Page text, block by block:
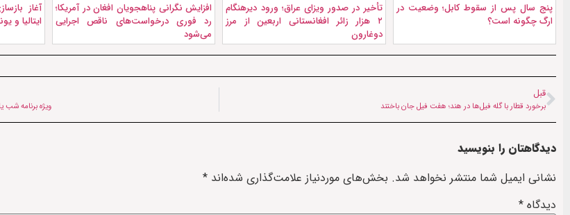
پنج سال پس از سقوط کابل؛ وضعیت در
ارگ چگونه است؟
تأخیر در صدور ویزای عراق؛ ورود دیرهنگام
۲ هزار زائر افغانستانی اربعین از مرز
دوغارون
افزایش نگرانی پناهجویان افغان در آمریکا؛
رد فوری درخواست‌های ناقص اجرایی
می‌شود
آغاز
ایتالیا و
قبل
برخورد قطار با گله فیل‌ها در هند؛ هفت فیل جان باختند ویژه برنامه شب
دیدگاهتان را بنویسید
نشانی ایمیل شما منتشر نخواهد شد. بخش‌های موردنیاز علامت‌گذاری شده‌اند *
دیدگاه *